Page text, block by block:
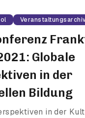
Globale
in der
Bildung
in der